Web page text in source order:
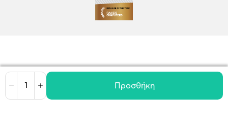
Μείωση Αύξηση Προσθήκη